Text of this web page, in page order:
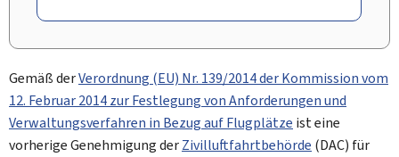
Gemäß derVerordnung (EU) Nr. 139/2014 der Kommission vom
12. Februar 2014 zur Festlegung von Anforderungen und
Verwaltungsverfahren in Bezug auf Flugplätze ist eine
vorherige Genehmigung derZivilluftfahrtbehörde (DAC) für